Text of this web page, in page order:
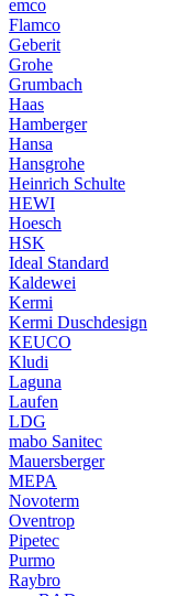
emco
Flamco
Geberit
Grohe
Grumbach
Haas
Hamberger
Hansa
Hansgrohe
Heinrich Schulte
HEWI
Hoesch
HSK
Ideal Standard
Kaldewei
Kermi
Kermi Duschdesign
KEUCO
Kludi
Laguna
Laufen
LDG
mabo Sanitec
Mauersberger
MEPA
Novoterm
Oventrop
Pipetec
Purmo
Raybro